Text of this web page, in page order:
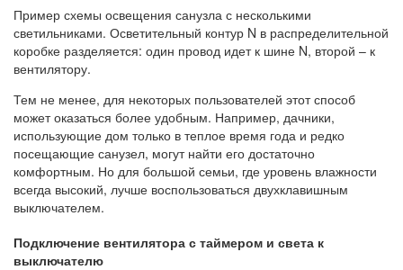
Пример схемы освещения санузла с несколькими
светильниками. Осветительный контур N в распределительной
коробке разделяется: один провод идет к шине N, второй – к
вентилятору.
Тем не менее, для некоторых пользователей этот способ
может оказаться более удобным. Например, дачники,
использующие дом только в теплое время года и редко
посещающие санузел, могут найти его достаточно
комфортным. Но для большой семьи, где уровень влажности
всегда высокий, лучше воспользоваться двухклавишным
выключателем.
Подключение вентилятора с таймером и света к
выключателю